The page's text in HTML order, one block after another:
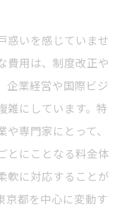
惑いを感じていませ
費用は、制度改正や
企業経営や国際ビジ
雑にしています。特
専門家にとって、
とにことなる料金体
軟に対応することが
京都を中心に変動す